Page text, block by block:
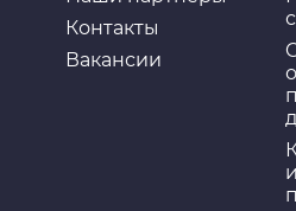
fil filter zp8052fm
hengst filter h314wk
herth+buss jakoparts
Контакты
Вакансии